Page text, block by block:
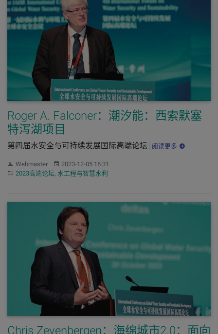
Roger A. Falconer：潮汐能：西索默塞
特泻湖项目
第四届水安全与可持续发展国际高端论坛 阅读更多
作者：
Webmaster 发布：2023-12-05 16:31
分类：
2023高端论坛, 水工程与智慧水利
Chris Zevenbergen：海绵城市2.0：面向